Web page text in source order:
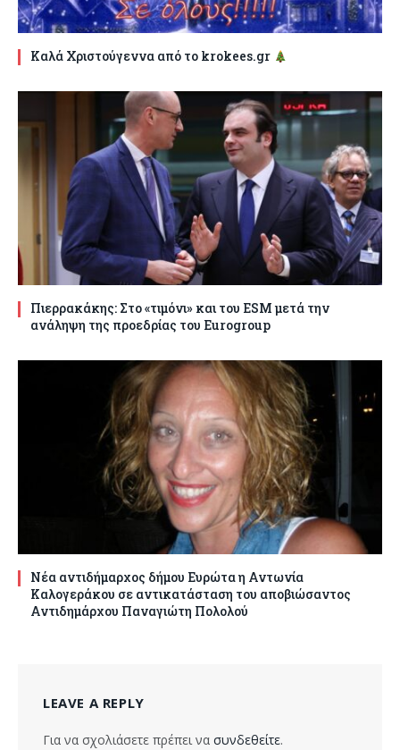
Καλά Χριστούγεννα από το krokees.gr
Πιερρακάκης: Στο «τιμόνι» και του ESM μετά την
ανάληψη της προεδρίας του Eurogroup
Νέα αντιδήμαρχος δήμου Ευρώτα η Αντωνία
Καλογεράκου σε αντικατάσταση του αποβιώσαντος
Αντιδημάρχου Παναγιώτη Πολολού
LEAVE A REPLY
Για να σχολιάσετε πρέπει να συνδεθείτε.